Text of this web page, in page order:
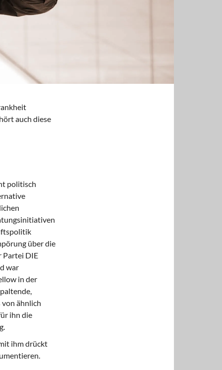
auch diese
politisch
über die
Partei DIE
war
in der
von ähnlich
ihn die
ihm drückt